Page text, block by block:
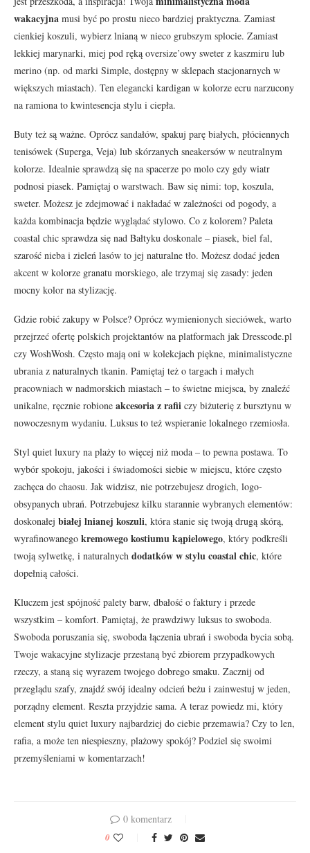
wakacyjna musi być po prostu nieco bardziej praktyczna. Zamiast
cienkiej koszuli, wybierz lnianą w nieco grubszym splocie. Zamiast
lekkiej marynarki, miej pod ręką oversize’owy sweter z kaszmiru lub
merino (np. od marki Simple, dostępny w sklepach stacjonarnych w
większych miastach). Ten elegancki kardigan w kolorze ecru narzucony
na ramiona to kwintesencja stylu i ciepła.
Buty też są ważne. Oprócz sandałów, spakuj parę białych, płóciennych
tenisówek (Superga, Veja) lub skórzanych sneakersów w neutralnym
kolorze. Idealnie sprawdzą się na spacerze po molo czy gdy wiatr
podnosi piasek. Pamiętaj o warstwach. Baw się nimi: top, koszula,
sweter. Możesz je zdejmować i nakładać w zależności od pogody, a
każda kombinacja będzie wyglądać stylowo. Co z kolorem? Paleta
coastal chic sprawdza się nad Bałtyku doskonale – piasek, biel fal,
szarość nieba i zieleń lasów to jej naturalne tło. Możesz dodać jeden
akcent w kolorze granatu morskiego, ale trzymaj się zasady: jeden
mocny kolor na stylizację.
Gdzie robić zakupy w Polsce? Oprócz wymienionych sieciówek, warto
przejrzeć ofertę polskich projektantów na platformach jak Dresscode.pl
czy WoshWosh. Często mają oni w kolekcjach piękne, minimalistyczne
ubrania z naturalnych tkanin. Pamiętaj też o targach i małych
pracowniach w nadmorskich miastach – to świetne miejsca, by znaleźć
unikalne, ręcznie robione akcesoria z rafii czy biżuterię z bursztynu w
nowoczesnym wydaniu. Luksus to też wspieranie lokalnego rzemiosła.
Styl quiet luxury na plaży to więcej niż moda – to pewna postawa. To
wybór spokoju, jakości i świadomości siebie w miejscu, które często
zachęca do chaosu. Jak widzisz, nie potrzebujesz drogich, logo-
obsypanych ubrań. Potrzebujesz kilku starannie wybranych elementów:
doskonałej białej lnianej koszuli, która stanie się twoją drugą skórą,
wyrafinowanego kremowego kostiumu kąpielowego, który podkreśli
twoją sylwetkę, i naturalnych dodatków w stylu coastal chic, które
dopełnią całości.
Kluczem jest spójność palety barw, dbałość o faktury i przede
wszystkim – komfort. Pamiętaj, że prawdziwy luksus to swoboda.
Swoboda poruszania się, swoboda łączenia ubrań i swoboda bycia sobą.
Twoje wakacyjne stylizacje przestaną być zbiorem przypadkowych
rzeczy, a staną się wyrazem twojego dobrego smaku. Zacznij od
przeglądu szafy, znajdź swój idealny odcień beżu i zainwestuj w jeden,
porządny element. Reszta przyjdzie sama. A teraz powiedz mi, który
element stylu quiet luxury najbardziej do ciebie przemawia? Czy to len,
rafia, a może ten niespieszny, plażowy spokój? Podziel się swoimi
przemyśleniami w komentarzach!
0 komentarz
0